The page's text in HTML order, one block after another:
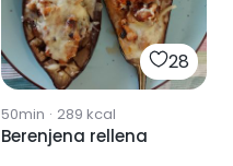
28
50min · 289 kcal
Berenjena rellena